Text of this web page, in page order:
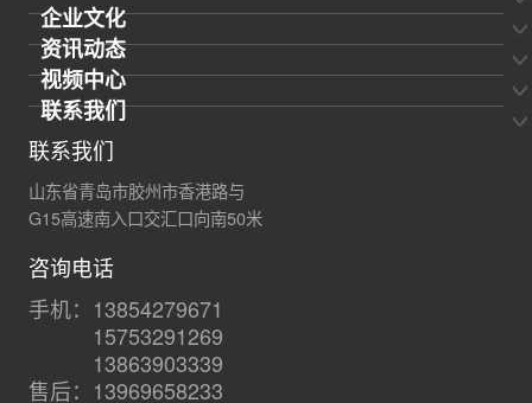
企业文化
资讯动态
视频中心
联系我们
联系我们
山东省青岛市胶州市香港路与
G15高速南入口交汇口向南50米
咨询电话
手机：13854279671
15753291269
13863903339
售后：13969658233